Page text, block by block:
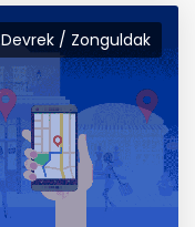
Devrek / Zonguldak